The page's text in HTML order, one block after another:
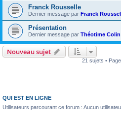
Franck Rousselle
Dernier message par Franck
Présentation
Dernier message par Théotime Colin
Nouveau sujet
21 sujets • Page
QUI EST EN LIGNE
Utilisateurs parcourant ce forum : Aucun